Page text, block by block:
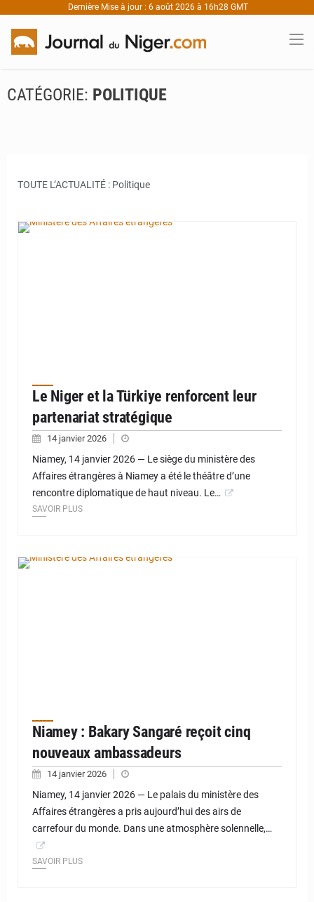
Dernière Mise à jour : 6 août 2026 à 16h28 GMT
CATÉGORIE: POLITIQUE
TOUTE L’ACTUALITÉ : Politique
Le Niger et la Türkiye renforcent leur
partenariat stratégique
14 janvier 2026
Niamey, 14 janvier 2026 — Le siège du ministère des
Affaires étrangères à Niamey a été le théâtre d’une
rencontre diplomatique de haut niveau. Le…
SAVOIR PLUS
Niamey : Bakary Sangaré reçoit cinq
nouveaux ambassadeurs
14 janvier 2026
Niamey, 14 janvier 2026 — Le palais du ministère des
Affaires étrangères a pris aujourd’hui des airs de
carrefour du monde. Dans une atmosphère solennelle,…
SAVOIR PLUS